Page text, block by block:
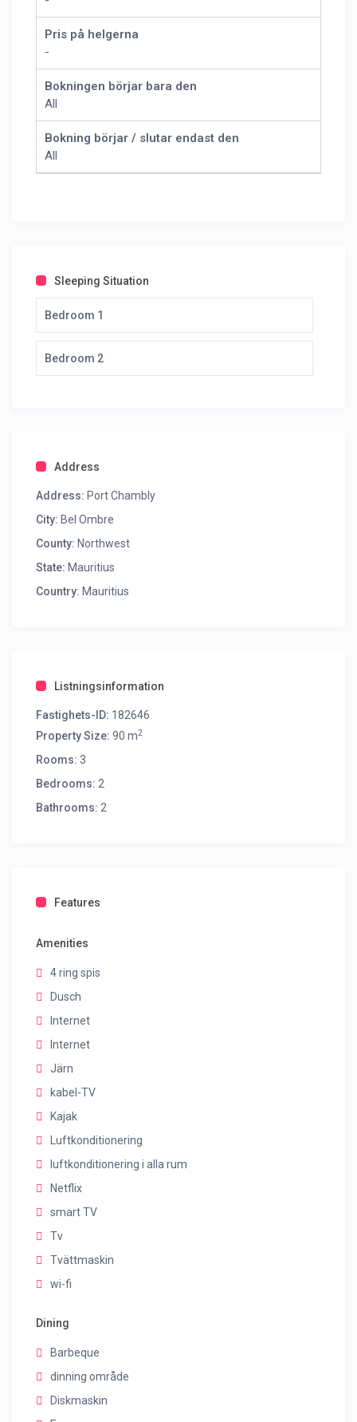
Pris på helgerna
-
Bokningen börjar bara den
All
Bokning börjar / slutar endast den
All
Sleeping Situation
Bedroom 1
Bedroom 2
Address
Address: Port Chambly
City: Bel Ombre
County: Northwest
State: Mauritius
Country: Mauritius
Listningsinformation
Fastighets-ID: 182646
Property Size: 90 m2
Rooms: 3
Bedrooms: 2
Bathrooms: 2
Features
Amenities
4 ring spis
Dusch
Internet
Internet
Järn
kabel-TV
Kajak
Luftkonditionering
luftkonditionering i alla rum
Netflix
smart TV
Tv
Tvättmaskin
wi-fi
Dining
Barbeque
dinning område
Diskmaskin